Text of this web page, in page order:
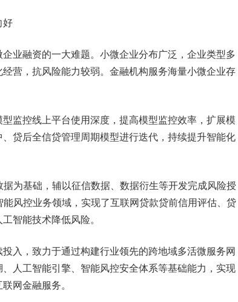
好
业融资的一大难题。小微企业分布广泛，企业类型多
营，抗风险能力较弱。金融机构服务海量小微企业存
监控线上平台使用深度，提高模型监控效率，扩展模
贷后全信贷管理周期模型进行迭代，持续提升智能化
为基础，辅以征信数据、数据衍生等开发完成风险授
风控业务领域，实现了互联网贷款贷前信用评估、贷
智能技术降低风险。
入，致力于通过构建行业领先的跨地域多活微服务网
人工智能引擎、智能风控安全体系等基础能力，实现
网金融服务。